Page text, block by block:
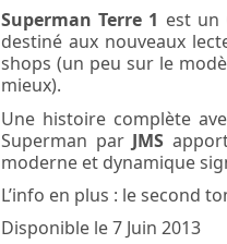
Superman Terre 1 est un
destiné aux nouveaux
shops (un peu sur le
mieux).
Une histoire complète
Superman par JMS
moderne et dynamique
L’info en plus : le second
Disponible le 7 Juin 2013